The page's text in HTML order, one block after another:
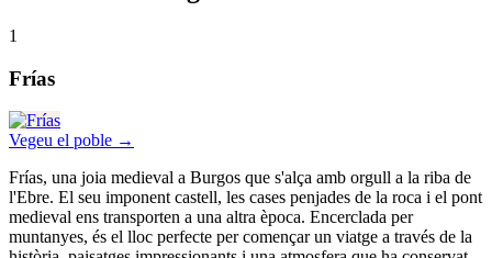
1
Frías
Vegeu el poble →
Frías, una joia medieval a Burgos que s'alça amb orgull a la riba de
l'Ebre. El seu imponent castell, les cases penjades de la roca i el pont
medieval ens transporten a una altra època. Encerclada per
muntanyes, és el lloc perfecte per començar un viatge a través de la